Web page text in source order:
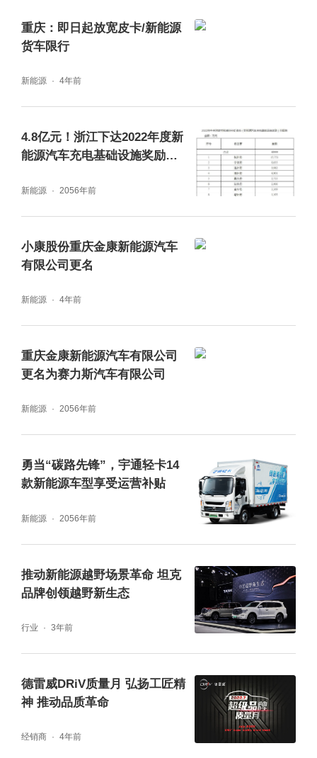
轮能源革命中,政府已经成为产业生态最大的拥
有者。
是难得的专业化、服务型政府。”张利表示,“重
庆市所着力支持和推动的新兴战略产业创新增
长机制,将为城市碳中和转型提供可复制的经
潮。”
显然,无论形式还是内容,积极支持和参与版图
革命闭门沙龙的重庆市政府,正以更加开放和灵
道,同时传递求新、求变、生机勃勃的新一代政
落地和产业深度链接为目标,大合新能源还将在
2022年下半年推动储能前沿、智能网联、生态
环保、氢能布局、UBI保险、智能制造和海外
重庆：即日起放宽皮卡/新能源
货车限行
新能源 4年前
4.8亿元！浙江下达2022年度新
能源汽车充电基础设施奖励预
新能源 2056年前
小康股份重庆金康新能源汽车
有限公司更名
新能源 4年前
重庆金康新能源汽车有限公司
更名为赛力斯汽车有限公司
新能源 2056年前
勇当“碳路先锋”，宇通轻卡14
款新能源车型享受运营补贴
新能源 2056年前
推动新能源越野场景革命 坦克
品牌创领越野新生态
行业 3年前
德雷威DRiV质量月 弘扬工匠精
神 推动品质革命
经销商 4年前